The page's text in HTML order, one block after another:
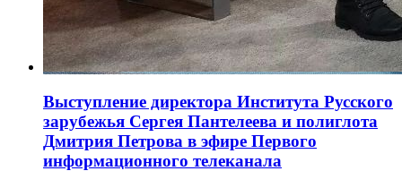
Выступление директора Института Русского
зарубежья Сергея Пантелеева и полиглота
Дмитрия Петрова в эфире Первого
информационного телеканала